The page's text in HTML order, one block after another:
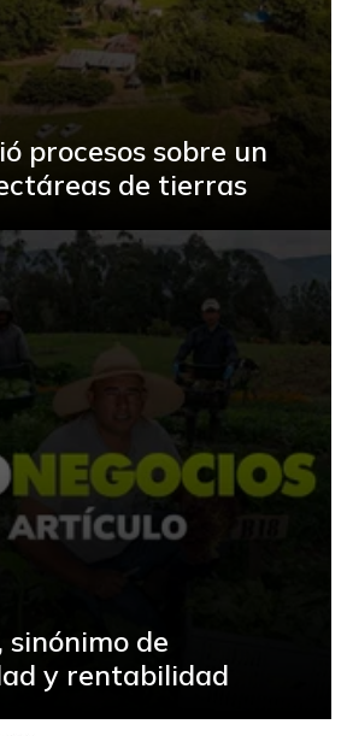
procesos sobre un
de tierras
de
y rentabilidad